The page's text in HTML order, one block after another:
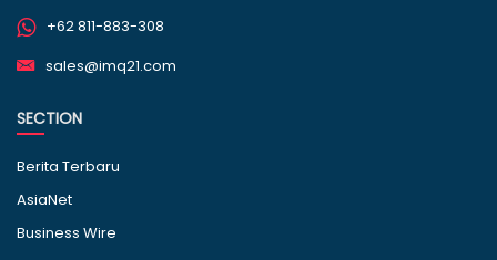
+62 811-883-308
sales@imq21.com
SECTION
Berita Terbaru
AsiaNet
Business Wire